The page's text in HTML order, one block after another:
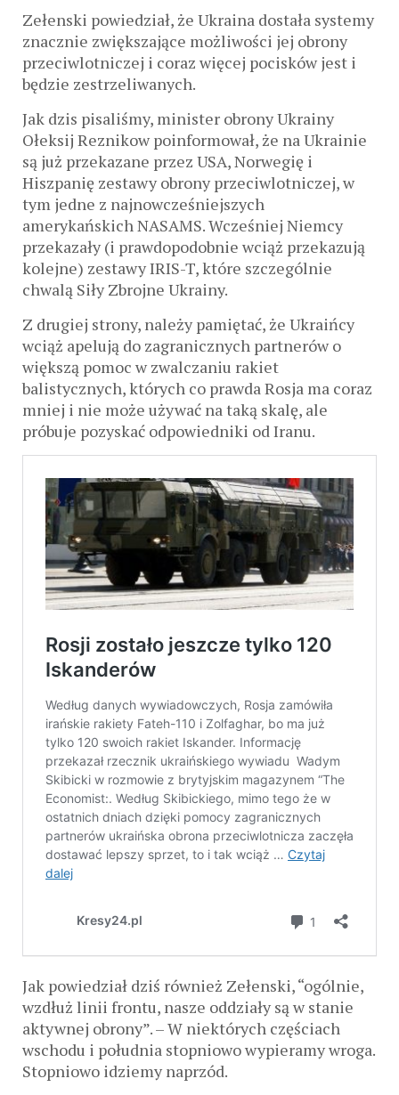
Zełenski powiedział, że Ukraina dostała systemy
znacznie zwiększające możliwości jej obrony
przeciwlotniczej i coraz więcej pocisków jest i
będzie zestrzeliwanych.
Jak dzis pisaliśmy, minister obrony Ukrainy
Ołeksij Reznikow poinformował, że na Ukrainie
są już przekazane przez USA, Norwegię i
Hiszpanię zestawy obrony przeciwlotniczej, w
tym jedne z najnowcześniejszych
amerykańskich NASAMS. Wcześniej Niemcy
przekazały (i prawdopodobnie wciąż przekazują
kolejne) zestawy IRIS-T, które szczególnie
chwalą Siły Zbrojne Ukrainy.
Z drugiej strony, należy pamiętać, że Ukraińcy
wciąż apelują do zagranicznych partnerów o
większą pomoc w zwalczaniu rakiet
balistycznych, których co prawda Rosja ma coraz
mniej i nie może używać na taką skalę, ale
próbuje pozyskać odpowiedniki od Iranu.
Jak powiedział dziś również Zełenski, “ogólnie,
wzdłuż linii frontu, nasze oddziały są w stanie
aktywnej obrony”. – W niektórych częściach
wschodu i południa stopniowo wypieramy wroga.
Stopniowo idziemy naprzód.